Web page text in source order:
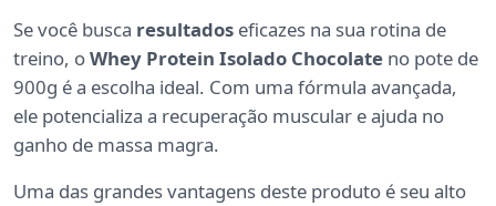
Se você busca resultados eficazes na sua rotina de
treino, oWhey Protein Isolado Chocolate no pote de
900g é a escolha ideal. Com uma fórmula avançada,
ele potencializa a recuperação muscular e ajuda no
ganho de massa magra.
Uma das grandes vantagens deste produto é seu alto